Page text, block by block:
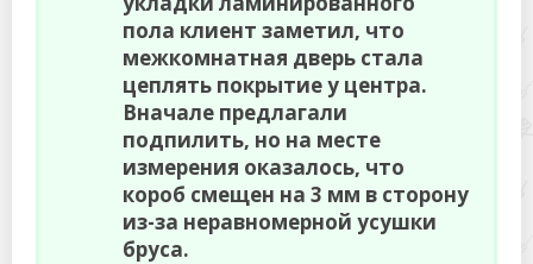
пола клиент заметил, что
межкомнатная дверь стала
цеплять покрытие у центра.
Вначале предлагали
подпилить, но на месте
измерения оказалось, что
короб смещен на 3 мм в сторону
из-за неравномерной усушки
бруса.